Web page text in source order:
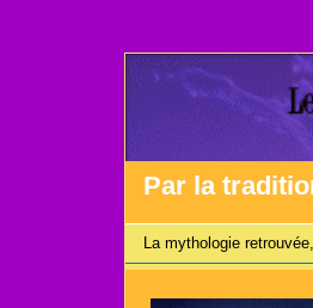
Par la
La mythologie